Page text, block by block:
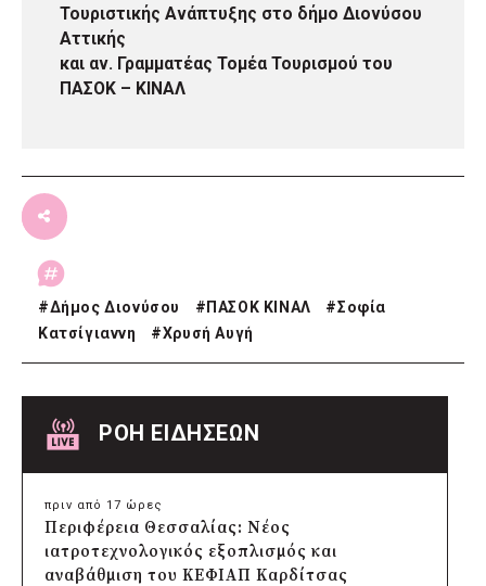
Τουριστικής Ανάπτυξης στο δήμο Διονύσου
Αττικής
και αν. Γραμματέας Τομέα Τουρισμού του
ΠΑΣΟΚ – ΚΙΝΑΛ
#Δήμος Διονύσου # ΠΑΣΟΚ ΚΙΝΑΛ #Σοφία
Κατσίγιαννη
#Χρυσή Αυγή
ΡΟΗ ΕΙΔΗΣΕΩΝ
πριν από 17 ώρες
Περιφέρεια Θεσσαλίας: Νέος
ιατροτεχνολογικός εξοπλισμός και
αναβάθμιση του ΚΕΦΙΑΠ Καρδίτσας